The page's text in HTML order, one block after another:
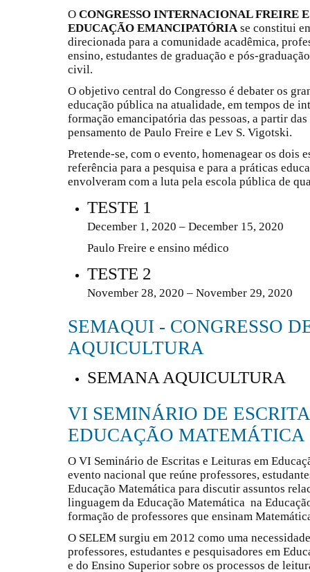
O CONGRESSO INTERNACIONAL FREIRE
EDUCAÇÃO EMANCIPATÓRIA se constitui
direcionada para a comunidade acadêmica,
ensino, estudantes de graduação e pós-
civil.
O objetivo central do Congresso é debater os
educação pública na atualidade, em tempos de
formação emancipatória das pessoas, a partir
pensamento de Paulo Freire e Lev S. Vigotski.
Pretende-se, com o evento, homenagear os dois
referência para a pesquisa e para a práticas
envolveram com a luta pela escola pública de
TESTE 1
December 1, 2020 – December 15, 2020
Paulo Freire e ensino médico
TESTE 2
November 28, 2020 – November 29, 2020
SEMAQUI - CONGRESSO
AQUICULTURA
SEMANA AQUICULTURA
VI SEMINÁRIO DE
EDUCAÇÃO MATEMÁTICA
O VI Seminário de Escritas e Leituras em
evento nacional que reúne professores,
Educação Matemática para discutir assuntos
linguagem da Educação Matemática na
formação de professores que ensinam
O SELEM surgiu em 2012 como uma
professores, estudantes e pesquisadores em
e do Ensino Superior sobre os processos de